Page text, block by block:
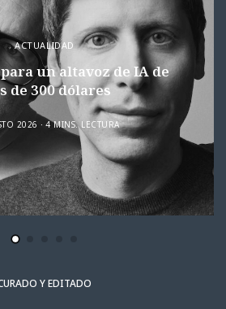
ACTUALIDAD
un altavoz de IA de
de 300 dólares
2026 4 MINS. LECTURA
Y EDITADO